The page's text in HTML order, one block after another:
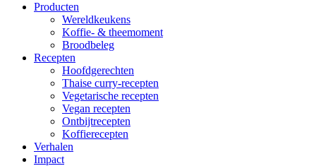
Producten
Wereldkeukens
Koffie- & theemoment
Broodbeleg
Recepten
Hoofdgerechten
Thaise curry-recepten
Vegetarische recepten
Vegan recepten
Ontbijtrecepten
Koffierecepten
Verhalen
Impact